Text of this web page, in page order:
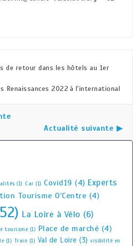
de retour dans les hôtels au 1er
Renaissances 2022 à l'international
Actualité suivante ▶
(1) Car (1) Covid19 (4) Experts
Tourisme O'Centre (4)
La Loire à Vélo (6)
tourisme (1) Place de marché (4)
(1) Train (1) Val de Loire (3) visibilité en